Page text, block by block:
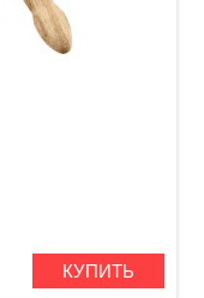
КУПИТЬ